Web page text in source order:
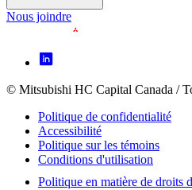
Nous joindre
Footer
Icon
menu
(CA)
Footer
Legal
menu
(CA)
© Mitsubishi HC Capital Canada /
Politique de confidentialité
Accessibilité
Politique sur les témoins
Conditions d'utilisation
Politique en matière de droits